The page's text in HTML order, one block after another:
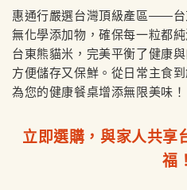
惠通行嚴選台灣頂級產區——台
無化學添加物，確保每一粒都
台東熊貓米，完美平衡了健康
方便儲存又保鮮。從日常主食
為您的健康餐桌增添無限美味！
立即選購，與家人共享
福！